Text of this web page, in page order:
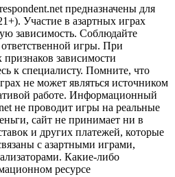
предназначены для
Участие в азартных играх
зависимость. Соблюдайте
игры. При
зависимости
к специалисту. Помните, что
не может являться источником
работе. Информационный
не проводит игры на реальные
сайт не принимает ни в
и других платежей, которые
с азартными играми,
Какие-либо
ресурсе